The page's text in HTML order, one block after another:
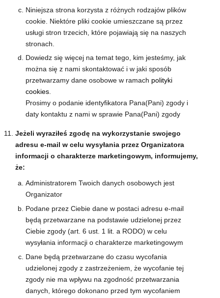
Niniejsza strona korzysta z różnych rodzajów plików
cookie. Niektóre pliki cookie umieszczane są przez
usługi stron trzecich, które pojawiają się na naszych
stronach.
Dowiedz się więcej na temat tego, kim jesteśmy, jak
można się z nami skontaktować i w jaki sposób
przetwarzamy dane osobowe w ramach polityki
cookies
Prosimy o podanie identyfikatora Pana(Pani) zgody i
daty kontaktu z nami w sprawie Pana(Pani) zgody
Jeżeli wyraziłeś zgodę na wykorzystanie swojego
adresu e-mail w celu wysyłania przez Organizatora
informacji o charakterze marketingowym, informujemy,
że:
Administratorem Twoich danych osobowych jest
Organizator
Podane przez Ciebie dane w postaci adresu e-mail
będą przetwarzane na podstawie udzielonej przez
Ciebie zgody (art. 6 ust. 1 lit. a RODO) w celu
wysyłania informacji o charakterze marketingowym
Dane będą przetwarzane do czasu wycofania
udzielonej zgody z zastrzeżeniem, że wycofanie tej
zgody nie ma wpływu na zgodność przetwarzania
danych, którego dokonano przed tym wycofaniem